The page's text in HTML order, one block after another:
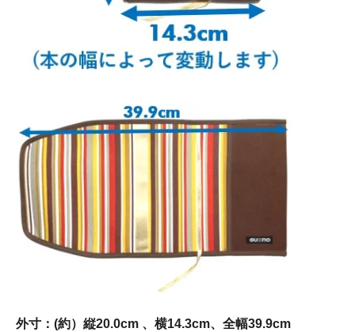
外寸：(約）縦20.0cm 、横14.3cm、全幅39.9cm